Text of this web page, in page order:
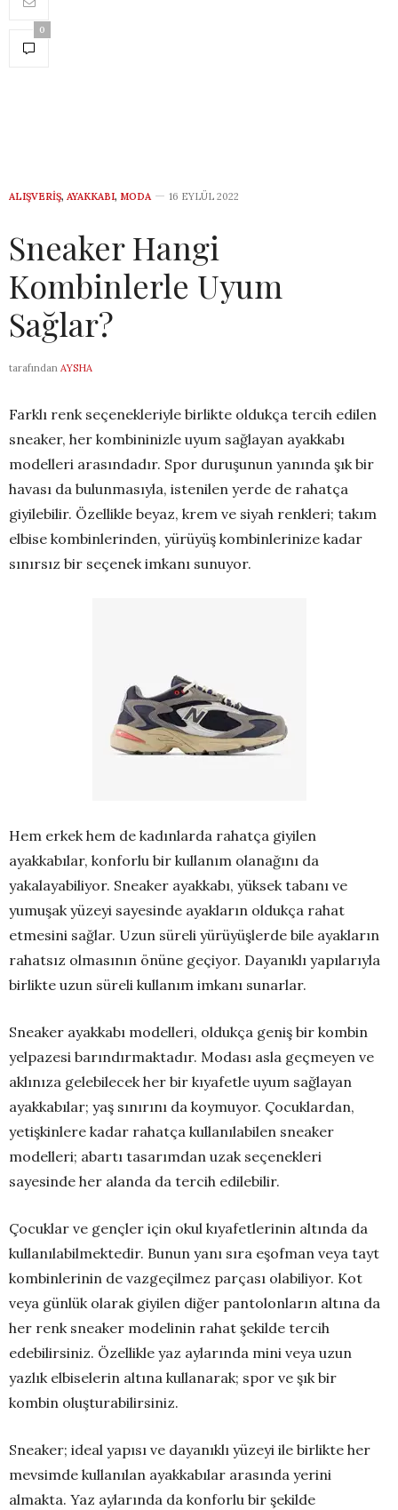
0
ALIŞVERIŞ, AYAKKABI, MODA 16 EYLÜL 2022
Sneaker Hangi
Kombinlerle Uyum
Sağlar?
tarafından AYSHA
Farklı renk seçenekleriyle birlikte oldukça tercih edilen
sneaker, her kombininizle uyum sağlayan ayakkabı
modelleri arasındadır. Spor duruşunun yanında şık bir
havası da bulunmasıyla, istenilen yerde de rahatça
giyilebilir. Özellikle beyaz, krem ve siyah renkleri; takım
elbise kombinlerinden, yürüyüş kombinlerinize kadar
sınırsız bir seçenek imkanı sunuyor.
Hem erkek hem de kadınlarda rahatça giyilen
ayakkabılar, konforlu bir kullanım olanağını da
yakalayabiliyor. Sneaker ayakkabı, yüksek tabanı ve
yumuşak yüzeyi sayesinde ayakların oldukça rahat
etmesini sağlar. Uzun süreli yürüyüşlerde bile ayakların
rahatsız olmasının önüne geçiyor. Dayanıklı yapılarıyla
birlikte uzun süreli kullanım imkanı sunarlar.
Sneaker ayakkabı modelleri, oldukça geniş bir kombin
yelpazesi barındırmaktadır. Modası asla geçmeyen ve
aklınıza gelebilecek her bir kıyafetle uyum sağlayan
ayakkabılar; yaş sınırını da koymuyor. Çocuklardan,
yetişkinlere kadar rahatça kullanılabilen sneaker
modelleri; abartı tasarımdan uzak seçenekleri
sayesinde her alanda da tercih edilebilir.
Çocuklar ve gençler için okul kıyafetlerinin altında da
kullanılabilmektedir. Bunun yanı sıra eşofman veya tayt
kombinlerinin de vazgeçilmez parçası olabiliyor. Kot
veya günlük olarak giyilen diğer pantolonların altına da
her renk sneaker modelinin rahat şekilde tercih
edebilirsiniz. Özellikle yaz aylarında mini veya uzun
yazlık elbiselerin altına kullanarak; spor ve şık bir
kombin oluşturabilirsiniz.
Sneaker; ideal yapısı ve dayanıklı yüzeyi ile birlikte her
mevsimde kullanılan ayakkabılar arasında yerini
almakta. Yaz aylarında da konforlu bir şekilde